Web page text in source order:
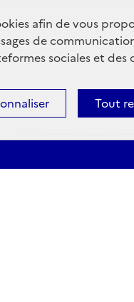
afin de vous
de
sociales et
Tout